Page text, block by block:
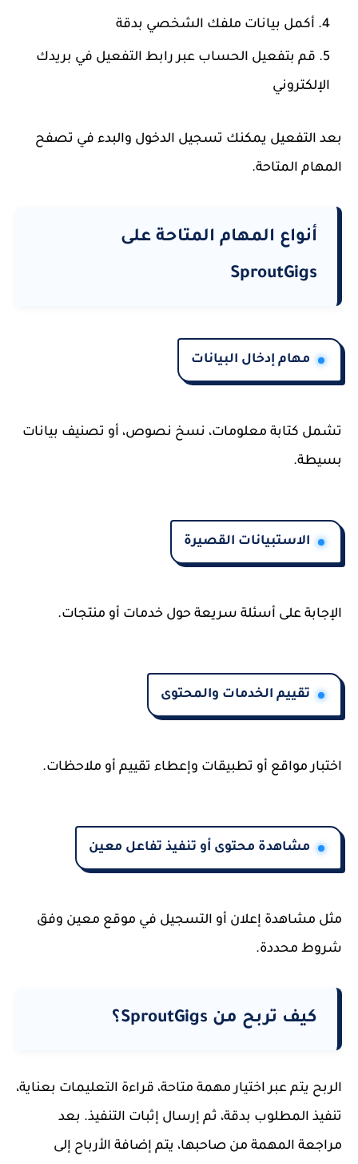
أكمل بيانات ملفك الشخصي بدقة
قم بتفعيل الحساب عبر رابط التفعيل في بريدك
الإلكتروني
بعد التفعيل يمكنك تسجيل الدخول والبدء في تصفح
المهام المتاحة.
أنواع المهام المتاحة على
SproutGigs
مهام إدخال البيانات
تشمل كتابة معلومات، نسخ نصوص، أو تصنيف بيانات
بسيطة.
الاستبيانات القصيرة
الإجابة على أسئلة سريعة حول خدمات أو منتجات.
تقييم الخدمات والمحتوى
اختبار مواقع أو تطبيقات وإعطاء تقييم أو ملاحظات.
مشاهدة محتوى أو تنفيذ تفاعل معين
مثل مشاهدة إعلان أو التسجيل في موقع معين وفق
شروط محددة.
كيف تربح من SproutGigs؟
الربح يتم عبر اختيار مهمة متاحة، قراءة التعليمات بعناية،
تنفيذ المطلوب بدقة، ثم إرسال إثبات التنفيذ. بعد
مراجعة المهمة من صاحبها، يتم إضافة الأرباح إلى